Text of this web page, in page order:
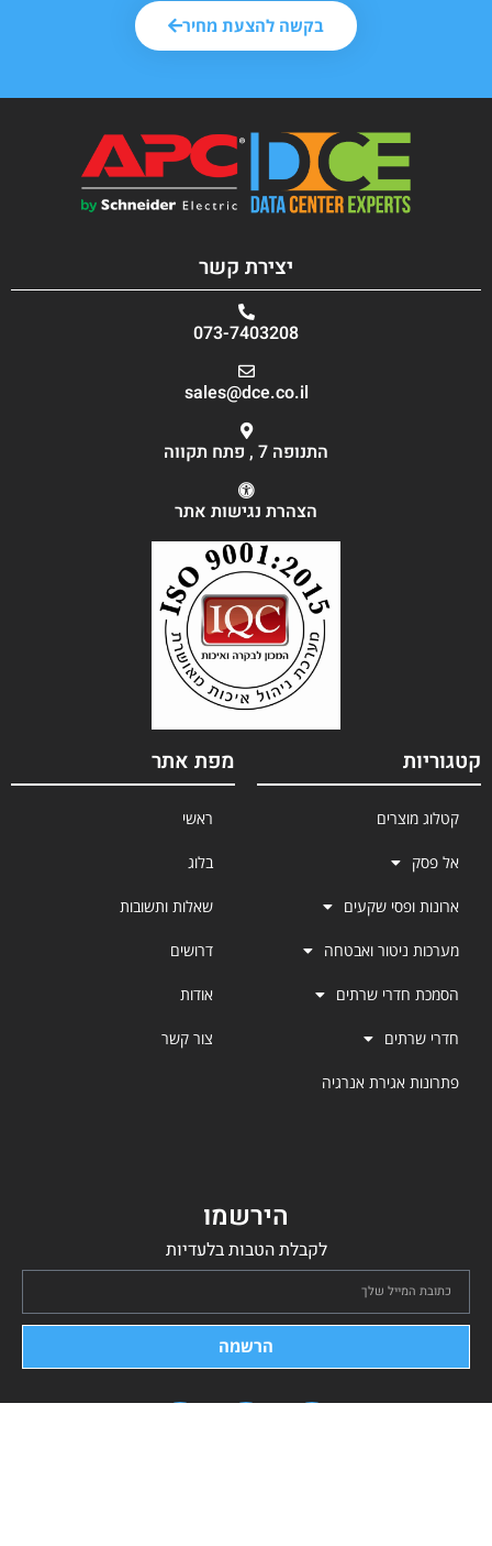
בקשה להצעת מחיר
יצירת קשר
073-7403208
sales@dce.co.il
התנופה 7 , פתח תקווה
הצהרת נגישות אתר
קטגוריות
קטלוג מוצרים
אל פסק
ארונות ופסי שקעים
מערכות ניטור ואבטחה
הסמכת חדרי שרתים
חדרי שרתים
פתרונות אגירת אנרגיה
מפת אתר
ראשי
בלוג
שאלות ותשובות
דרושים
אודות
צור קשר
הירשמו
לקבלת הטבות בלעדיות
הרשמה